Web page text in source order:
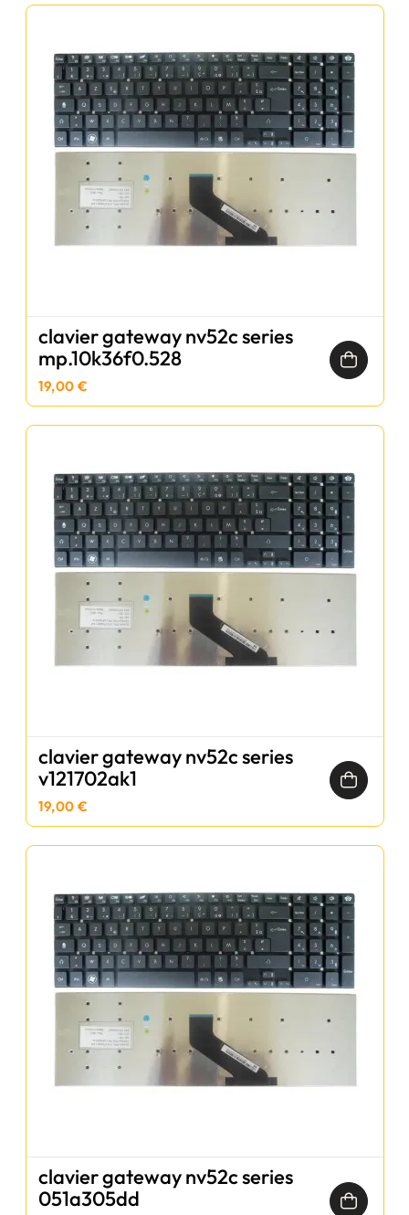
clavier gateway nv52c series
mp.10k36f0.528
19,00 €
clavier gateway nv52c series
v121702ak1
19,00 €
clavier gateway nv52c series
051a305dd